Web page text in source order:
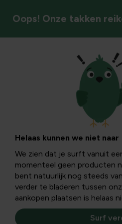
Plagen &
Wie aan tuinieren doet krijgt
over de preventieve en
Oops! Onze takken
Helaas kunnen we niet
We zien dat je surft vanuit
momenteel geen producten
bent natuurlijk nog steeds
verder te bladeren tussen
aankopen plaatsen is helaas
Surf